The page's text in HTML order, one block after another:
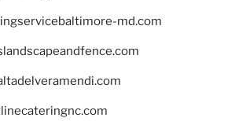
md.com